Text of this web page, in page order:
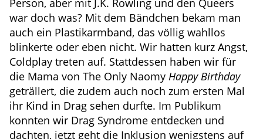
Person, aber mit J.K. Rowling und den Queers
war doch was? Mit dem Bändchen bekam man
auch ein Plastikarmband, das völlig wahllos
blinkerte oder eben nicht. Wir hatten kurz Angst,
Coldplay treten auf. Stattdessen haben wir für
die Mama von The Only Naomy Happy Birthday
geträllert, die zudem auch noch zum ersten Mal
ihr Kind in Drag sehen durfte. Im Publikum
konnten wir Drag Syndrome entdecken und
dachten, jetzt geht die Inklusion wenigstens auf